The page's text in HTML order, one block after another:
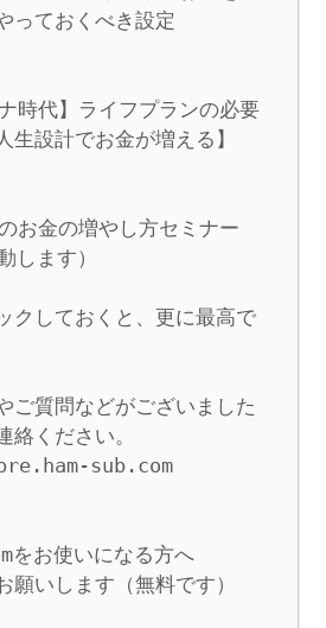
っておくべき設定
時代】ライフプランの必要
生設計でお金が増える】
お金の増やし方セミナー
します）
クしておくと、更に最高で
ご質問などがございました
絡ください。
sub.com
をお使いになる方へ
願いします（無料です）